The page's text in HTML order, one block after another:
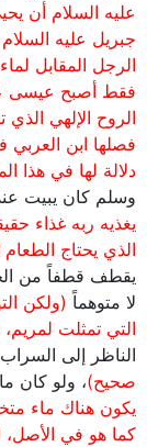
عليه السلام أن
جبريل عليه
الرجل المقابل
فقط أصبح عيسى
الروح الإلهي
فصلها ابن العربي
دلالة لها في هذا
وسلم كان يبيت
يغذيه ربه غذاء
الذي يحتاج الطعام
يقطف قطفاً من
لا متوهماً (ولكن
التي تمثلت
الناظر إلى
صحيح)، ولو كان
يكون هناك ماء
كما هو في الأصل،